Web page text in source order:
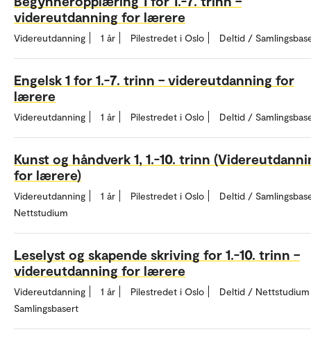
videreutdanning for lærere
Videreutdanning 1 år Pilestredet i Oslo Deltid /
Engelsk 1 for 1.-7. trinn – videreutdanning for
lærere
Videreutdanning 1 år Pilestredet i Oslo Deltid /
Kunst og håndverk 1, 1.-10. trinn
for lærere)
Videreutdanning 1 år Pilestredet i Oslo
Deltid /
Nettstudium
Leselyst og skapende skriving for 1.-10. trinn –
videreutdanning for lærere
Videreutdanning 1 år Pilestredet i Oslo
Deltid /
Samlingsbasert